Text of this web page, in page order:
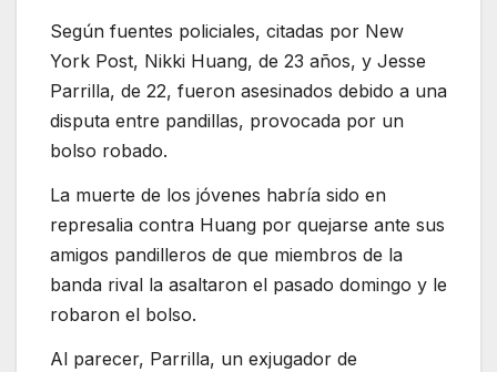
Según fuentes policiales, citadas por New
York Post, Nikki Huang, de 23 años, y Jesse
Parrilla, de 22, fueron asesinados debido a una
disputa entre pandillas, provocada por un
bolso robado.
La muerte de los jóvenes habría sido en
represalia contra Huang por quejarse ante sus
amigos pandilleros de que miembros de la
banda rival la asaltaron el pasado domingo y le
robaron el bolso.
Al parecer, Parrilla, un exjugador de